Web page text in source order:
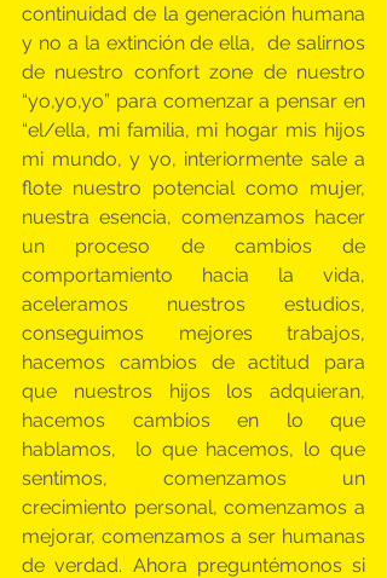
continuidad de la generación humana
y no a la extinción de ella,  de salirnos
de nuestro confort zone de nuestro
“yo,yo,yo” para comenzar a pensar en
“el/ella, mi familia, mi hogar mis hijos
mi mundo, y yo, interiormente sale a
flote nuestro potencial como mujer,
nuestra esencia, comenzamos hacer
un proceso de cambios de
comportamiento hacia la vida,
aceleramos nuestros estudios,
conseguimos mejores trabajos,
hacemos cambios de actitud para
que nuestros hijos los adquieran,
hacemos cambios en lo que
hablamos,  lo que hacemos, lo que
sentimos, comenzamos un
crecimiento personal, comenzamos a
mejorar, comenzamos a ser humanas
de verdad. Ahora preguntémonos si